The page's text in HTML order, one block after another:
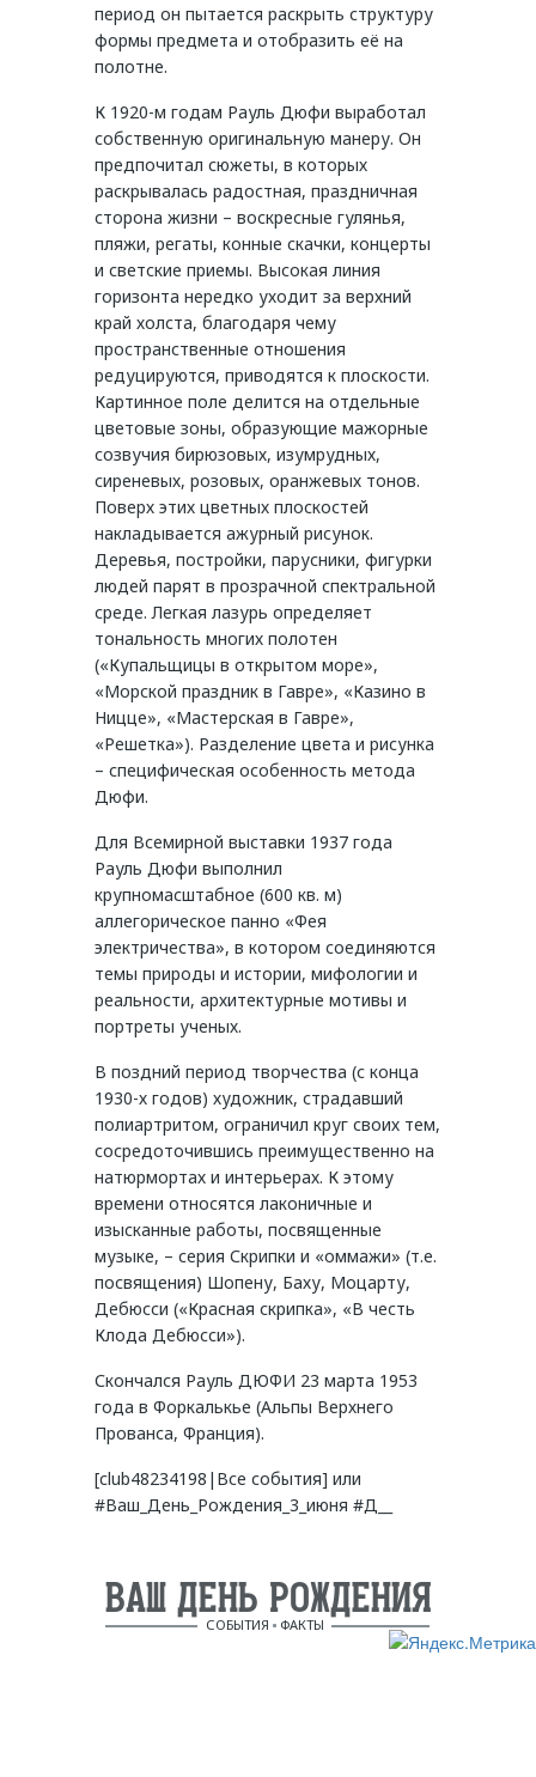
период он пытается раскрыть структуру
формы предмета и отобразить её на
полотне.
К 1920-м годам Рауль Дюфи выработал
собственную оригинальную манеру. Он
предпочитал сюжеты, в которых
раскрывалась радостная, праздничная
сторона жизни – воскресные гулянья,
пляжи, регаты, конные скачки, концерты
и светские приемы. Высокая линия
горизонта нередко уходит за верхний
край холста, благодаря чему
пространственные отношения
редуцируются, приводятся к плоскости.
Картинное поле делится на отдельные
цветовые зоны, образующие мажорные
созвучия бирюзовых, изумрудных,
сиреневых, розовых, оранжевых тонов.
Поверх этих цветных плоскостей
накладывается ажурный рисунок.
Деревья, постройки, парусники, фигурки
людей парят в прозрачной спектральной
среде. Легкая лазурь определяет
тональность многих полотен
(«Купальщицы в открытом море»,
«Морской праздник в Гавре», «Казино в
Ницце», «Мастерская в Гавре»,
«Решетка»). Разделение цвета и рисунка
– специфическая особенность метода
Дюфи.
Для Всемирной выставки 1937 года
Рауль Дюфи выполнил
крупномасштабное (600 кв. м)
аллегорическое панно «Фея
электричества», в котором соединяются
темы природы и истории, мифологии и
реальности, архитектурные мотивы и
портреты ученых.
В поздний период творчества (с конца
1930-х годов) художник, страдавший
полиартритом, ограничил круг своих тем,
сосредоточившись преимущественно на
натюрмортах и интерьерах. К этому
времени относятся лаконичные и
изысканные работы, посвященные
музыке, – серия Скрипки и «оммажи» (т.е.
посвящения) Шопену, Баху, Моцарту,
Дебюсси («Красная скрипка», «В честь
Клода Дебюсси»).
Скончался Рауль ДЮФИ 23 марта 1953
года в Форкалькье (Альпы Верхнего
Прованса, Франция).
[club48234198|Все события] или
#Ваш_День_Рождения_3_июня #Д__
ВАШ ДЕНЬ РОЖДЕНИЯ
СОБЫТИЯ ФАКТЫ